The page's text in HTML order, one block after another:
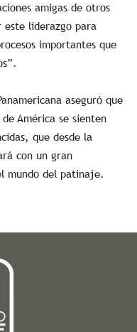
amigas de otros
este liderazgo para
importantes que
aseguró que
América se sienten
que desde la
con un gran
mundo del patinaje.